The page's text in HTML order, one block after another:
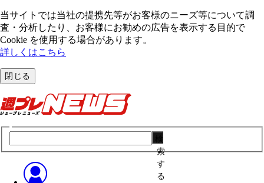
当サイトでは当社の提携先等がお客様のニーズ等について調
査・分析したり、お客様にお勧めの広告を表⽰する⽬的で
Cookie を使⽤する場合があります。
詳しくはこちら
閉じる
索
す
る